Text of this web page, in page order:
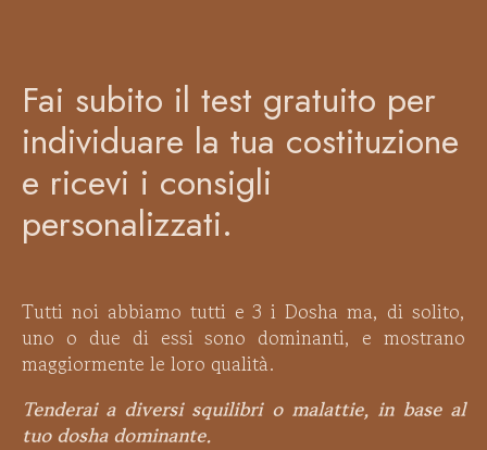
Fai subito il test gratuito per
individuare la tua costituzione
e ricevi i consigli
personalizzati.
Tutti noi abbiamo tutti e 3 i Dosha ma, di solito,
uno o due di essi sono dominanti, e mostrano
maggiormente le loro qualità.
Tenderai a diversi squilibri o malattie, in base al
tuo dosha dominante.